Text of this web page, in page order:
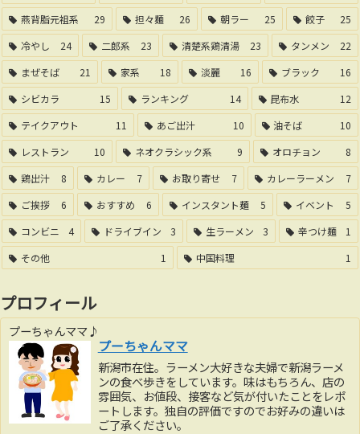
燕背脂元祖系
29 担々麺 26 朝ラー 25 餃子
25
冷やし
24 二郎系 23 清楚系鶏清湯 23 タンメン
22
まぜそば
21 家系 18 淡麗 16 ブラック
16
シビカラ
15 ランキング 14 昆布水
12
テイクアウト
11 あご出汁 10 油そば
10
レストラン
10 ネオクラシック系 9 オロチョン
8
鶏出汁
8 カレー 7 お取り寄せ 7 カレーラーメン
7
ご挨拶
6 おすすめ 6 インスタント麺 5 イベント
5
コンビニ
4 ドライブイン 3 生ラーメン 3 辛つけ麺
1
その他
1 中国料理 1
プロフィール
プーちゃんママ♪
プーちゃんママ
新潟市在住。ラーメン大好きな夫婦で新潟ラーメ
ンの食べ歩きをしています。味はもちろん、店の
雰囲気、お値段、接客など気が付いたことをレポ
ートします。独自の評価ですのでお好みの違いは
ご了承ください。